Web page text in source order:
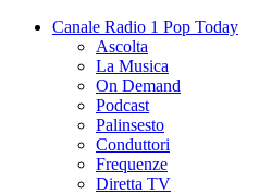
Canale Radio 1 Pop Today
Ascolta
La Musica
On Demand
Podcast
Palinsesto
Conduttori
Frequenze
Diretta TV